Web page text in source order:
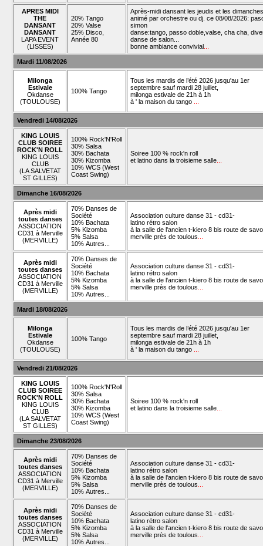
APRES MIDI
THE
DANSANT
DANSANT
LAPA EVENT
(LISSES)
20% Tango
20% Valse
25% Disco,
Année 80
Après-midi dansant les jeudis et les
animé par orchestre ou dj. ce 08/08/2026:
simon
danse:tango, passo doble,valse, cha cha,
danse de salon...
bonne ambiance convivial
Mardi 11/08/2026
Milonga
Estivale
Okdanse
(TOULOUSE)
100% Tango
Tous les mardis de l’été 2026 jusqu'au 1er
septembre sauf mardi 28 juillet,
milonga estivale de 21h à 1h
à ' la maison du tango
Vendredi 14/08/2026
KING LOUIS
CLUB SOIREE
ROCK'N ROLL
KING LOUIS
CLUB
(LA SALVETAT
ST GILLES)
100% Rock'N'Roll
30% Salsa
30% Bachata
30% Kizomba
10% WCS (West
Coast Swing)
Soiree 100 % rock'n roll
et latino dans la troisieme salle
Dimanche 16/08/2026
Après midi
toutes danses
ASSOCIATION
CD31 à Merville
(MERVILLE)
70% Danses de
Société
10% Bachata
5% Kizomba
5% Salsa
10% Autres...
Association culture danse 31 - cd31-
latino rétro salon
à la salle de l'ancien t-kiero 8 bis route de
merville près de toulous
Après midi
toutes danses
ASSOCIATION
CD31 à Merville
(MERVILLE)
70% Danses de
Société
10% Bachata
5% Kizomba
5% Salsa
10% Autres...
Association culture danse 31 - cd31-
latino rétro salon
à la salle de l'ancien t-kiero 8 bis route de
merville près de toulous
Mardi 18/08/2026
Milonga
Estivale
Okdanse
(TOULOUSE)
100% Tango
Tous les mardis de l’été 2026 jusqu'au 1er
septembre sauf mardi 28 juillet,
milonga estivale de 21h à 1h
à ' la maison du tango
Vendredi 21/08/2026
KING LOUIS
CLUB SOIREE
ROCK'N ROLL
KING LOUIS
CLUB
(LA SALVETAT
ST GILLES)
100% Rock'N'Roll
30% Salsa
30% Bachata
30% Kizomba
10% WCS (West
Coast Swing)
Soiree 100 % rock'n roll
et latino dans la troisieme salle
Dimanche 23/08/2026
Après midi
toutes danses
ASSOCIATION
CD31 à Merville
(MERVILLE)
70% Danses de
Société
10% Bachata
5% Kizomba
5% Salsa
10% Autres...
Association culture danse 31 - cd31-
latino rétro salon
à la salle de l'ancien t-kiero 8 bis route de
merville près de toulous
Après midi
toutes danses
ASSOCIATION
CD31 à Merville
(MERVILLE)
70% Danses de
Société
10% Bachata
5% Kizomba
5% Salsa
10% Autres...
Association culture danse 31 - cd31-
latino rétro salon
à la salle de l'ancien t-kiero 8 bis route de
merville près de toulous